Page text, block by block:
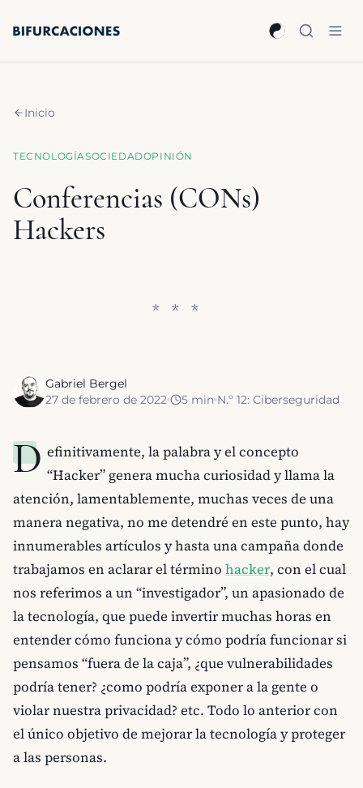
Inicio
TECNOLOGÍASOCIEDADOPINIÓN
Conferencias (CONs)
Hackers
Gabriel Bergel
27 de febrero de 2022
5 min N.º 12: Ciberseguridad
D efinitivamente, la palabra y el concepto
“Hacker” genera mucha curiosidad y llama la
atención, lamentablemente, muchas veces de una
manera negativa, no me detendré en este punto, hay
innumerables artículos y hasta una campaña donde
trabajamos en aclarar el término hacker, con el cual
nos referimos a un “investigador”, un apasionado de
la tecnología, que puede invertir muchas horas en
entender cómo funciona y cómo podría funcionar si
pensamos “fuera de la caja”, ¿que vulnerabilidades
podría tener? ¿como podría exponer a la gente o
violar nuestra privacidad? etc. Todo lo anterior con
el único objetivo de mejorar la tecnología y proteger
a las personas.